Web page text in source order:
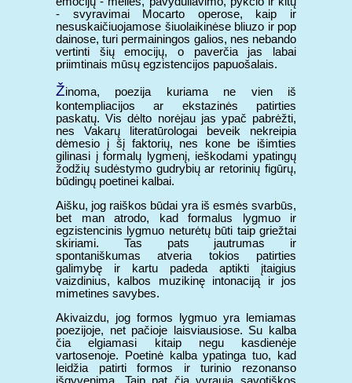
- svyravimai Mocarto operose, kaip ir
nesuskaičiuojamose šiuolaikinėse bliuzo ir pop
dainose, turi permainingos galios, nes nebando
vertinti šių emocijų, o paverčia jas labai
priimtinais mūsų egzistencijos papuošalais.
Žinoma, poezija kuriama ne vien iš
kontempliacijos ar ekstazinės patirties
paskatų. Vis dėlto norėjau jas ypač pabrėžti,
nes Vakarų literatūrologai beveik nekreipia
dėmesio į šį faktorių, nes kone be išimties
gilinasi į formalų lygmenį, ieškodami ypatingų
žodžių sudėstymo gudrybių ar retorinių figūrų,
būdingų poetinei kalbai.
Aišku, jog raiškos būdai yra iš esmės svarbūs,
bet man atrodo, kad formalus lygmuo ir
egzistencinis lygmuo neturėtų būti taip griežtai
skiriami. Tas pats jautrumas ir
spontaniškumas atveria tokios patirties
galimybę ir kartu padeda aptikti įtaigius
vaizdinius, kalbos muzikinę intonaciją ir jos
mimetines savybes.
Akivaizdu, jog formos lygmuo yra lemiamas
poezijoje, net pačioje laisviausiose. Su kalba
čia elgiamasi kitaip negu kasdienėje
vartosenoje. Poetinė kalba ypatinga tuo, kad
leidžia patirti formos ir turinio rezonanso
išgyvenimą. Taip pat čia vyrauja savotiškos